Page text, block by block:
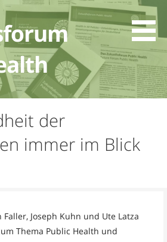
der
immer im Blick
Joseph Kuhn und Ute Latza
Thema Public Health und